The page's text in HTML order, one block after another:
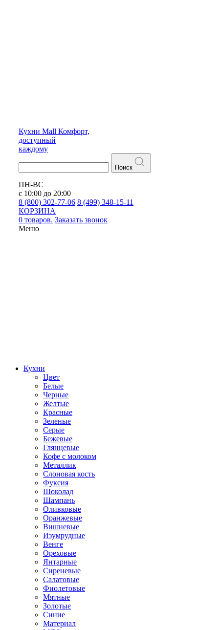
Кухни Mall Комфорт,
доступный
каждому
Поиск
ПН-ВС
с 10:00 до 20:00
8 (800) 302-77-06 8 (499) 348-15-11
КОРЗИНА
0 товаров. Заказать звонок
Меню
Кухни
Цвет
Белые
Черные
Желтые
Красные
Зеленые
Серые
Бежевые
Глянцевые
Кофе с молоком
Металлик
Слоновая кость
Фуксия
Шоколад
Шампань
Оливковые
Оранжевые
Вишневые
Изумрудные
Венге
Ореховые
Янтарные
Сиреневые
Салатовые
Фиолетовые
Мятные
Золотые
Синие
Материал